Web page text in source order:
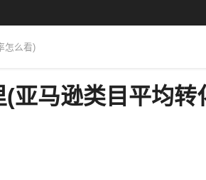
怎么看)
亚马逊类目平均转